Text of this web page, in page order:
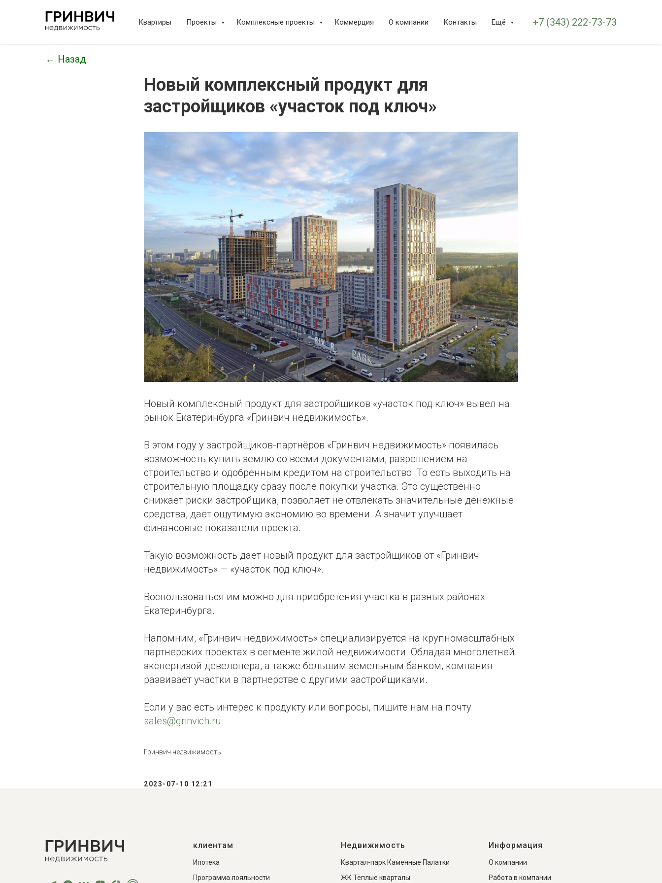
Квартиры Проекты Комплексные проекты Коммерция О компании Контакты Ещё +7 (343) 222-73-73
← Назад
Новый комплексный продукт для
застройщиков «участок под ключ»
Новый комплексный продукт для застройщиков «участок под ключ» вывел на
рынок Екатеринбурга «Гринвич недвижимость».
В этом году у застройщиков-партнёров «Гринвич недвижимость» появилась
возможность купить землю со всеми документами, разрешением на
строительство и одобренным кредитом на строительство. То есть выходить на
строительную площадку сразу после покупки участка. Это существенно
снижает риски застройщика, позволяет не отвлекать значительные денежные
средства, даёт ощутимую экономию во времени. А значит улучшает
финансовые показатели проекта.
Такую возможность дает новый продукт для застройщиков от «Гринвич
недвижимость» — «участок под ключ».
Воспользоваться им можно для приобретения участка в разных районах
Екатеринбурга.
Напомним, «Гринвич недвижимость» специализируется на крупномасштабных
партнерских проектах в сегменте жилой недвижимости. Обладая многолетней
экспертизой девелопера, а также большим земельным банком, компания
развивает участки в партнерстве с другими застройщиками.
Если у вас есть интерес к продукту или вопросы, пишите нам на почту
sales@grinvich.ru
Гринвич недвижимость
2023-07-10 12:21
клиентам
Ипотека
Программа лояльности
Недвижимость
Квартал-парк Каменные Палатки
ЖК Тёплые кварталы
Информация
О компании
Работа в компании